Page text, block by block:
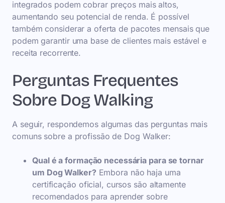
integrados podem cobrar preços mais altos,
aumentando seu potencial de renda. É possível
também considerar a oferta de pacotes mensais que
podem garantir uma base de clientes mais estável e
receita recorrente.
Perguntas Frequentes
Sobre Dog Walking
A seguir, respondemos algumas das perguntas mais
comuns sobre a profissão de Dog Walker:
Qual é a formação necessária para se tornar
um Dog Walker? Embora não haja uma
certificação oficial, cursos são altamente
recomendados para aprender sobre